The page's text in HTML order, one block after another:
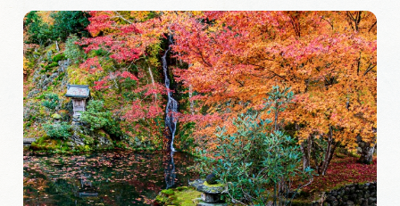
特集
モデルコース
スポット・体験
イベント
グルメ
行きたいリストを見る